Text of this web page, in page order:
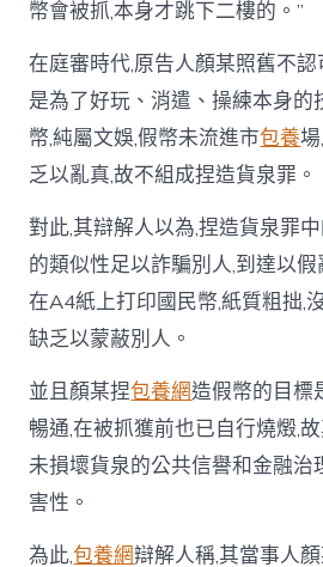
幣會被抓,本身才跳下二樓的。”
在庭審時代,原告人顏某照舊不
是為了好玩、消遣、操練本身的
幣,純屬文娛,假幣未流進市包養
乏以亂真,故不組成捏造貨泉罪。
對此,其辯解人以為,捏造貨泉罪
的類似性足以詐騙別人,到達以
在A4紙上打印國民幣,紙質粗拙,
缺乏以蒙蔽別人。
並且顏某捏包養網造假幣的目標
暢通,在被抓獲前也已自行燒燬,
未損壞貨泉的公共信譽和金融治
害性。
為此,包養網辯解人稱,其當事人